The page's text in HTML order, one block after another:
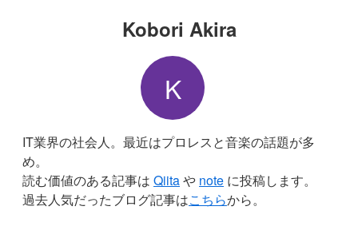
Kobori Akira
K
IT業界の社会人。最近はプロレスと音楽の話題が多
め。
読む価値のある記事は Qiitaや note に投稿します。
過去人気だったブログ記事はこちらから。